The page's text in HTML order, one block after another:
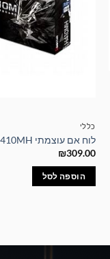
כללי
לוח אם עוצמתי BIOSTAR H410MH
₪309.00
הוספה לסל